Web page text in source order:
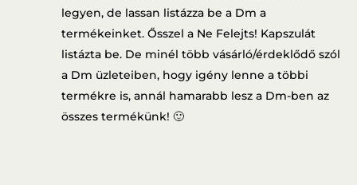
legyen, de lassan listázza be a Dm a
termékeinket. Ősszel a Ne Felejts! Kapszulát
listázta be. De minél több vásárló/érdeklődő szól
a Dm üzleteiben, hogy igény lenne a többi
termékre is, annál hamarabb lesz a Dm-ben az
összes termékünk! 🙂